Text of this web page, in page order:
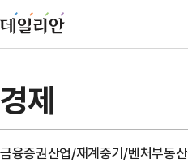
경제
금융증권산업/재계중기/벤처부동산